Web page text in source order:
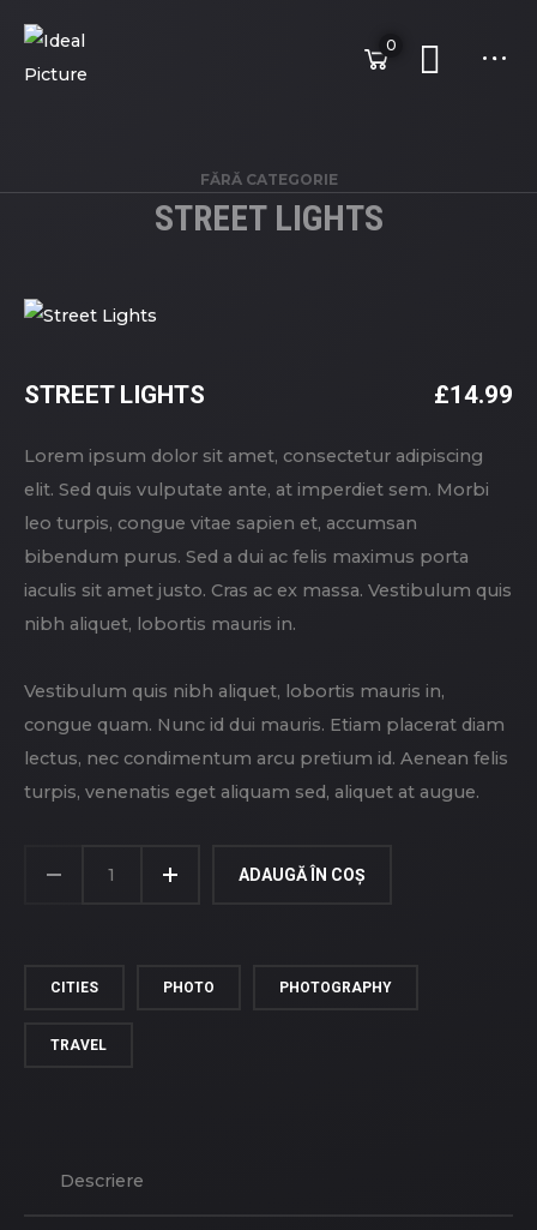
0
FĂRĂ CATEGORIE
STREET LIGHTS
STREET LIGHTS £14.99
Lorem ipsum dolor sit amet, consectetur adipiscing
elit. Sed quis vulputate ante, at imperdiet sem. Morbi
leo turpis, congue vitae sapien et, accumsan
bibendum purus. Sed a dui ac felis maximus porta
iaculis sit amet justo. Cras ac ex massa. Vestibulum quis
nibh aliquet, lobortis mauris in.
Vestibulum quis nibh aliquet, lobortis mauris in,
congue quam. Nunc id dui mauris. Etiam placerat diam
lectus, nec condimentum arcu pretium id. Aenean felis
turpis, venenatis eget aliquam sed, aliquet at augue.
STREET
ADAUGĂ ÎN COȘ
CITIES PHOTO PHOTOGRAPHY
TRAVEL
Descriere